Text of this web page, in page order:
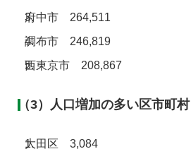
府中市 264,511
調布市 246,819
西東京市 208,867
（3）人口増加の多い区市町村
大田区 3,084